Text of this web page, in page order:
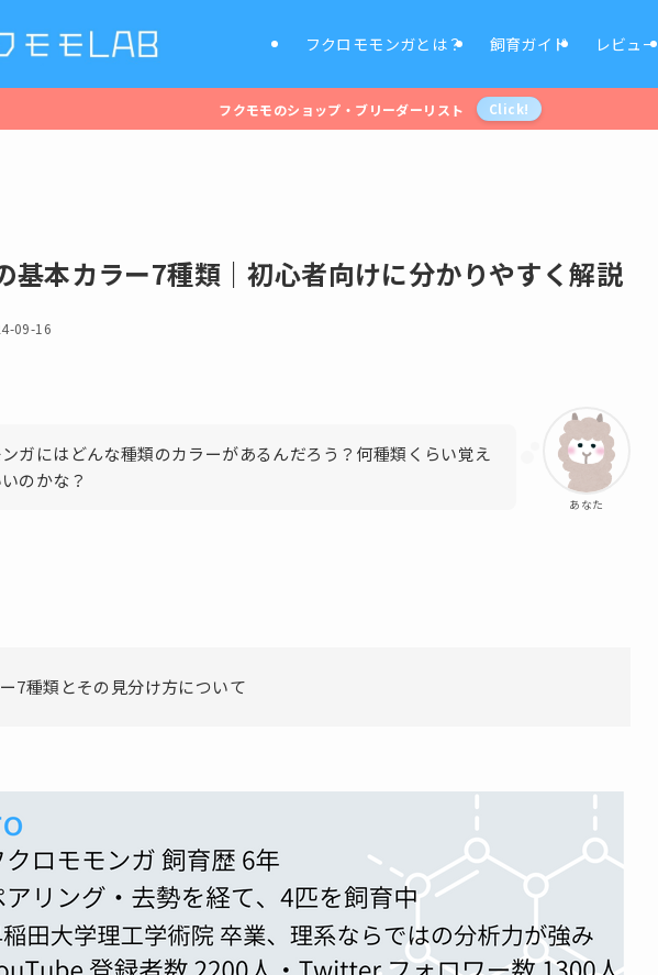
フクロモモンガとは？ 飼育ガイド レビュー
フクモモのショップ・ブリーダーリスト Click!
基本カラー7種類｜初心者向けに分かりやすく解説
09-16
あなた
ガにはどんな種類のカラーがあるんだろう？何種類くらい覚え
のかな？
7種類とその見分け方について